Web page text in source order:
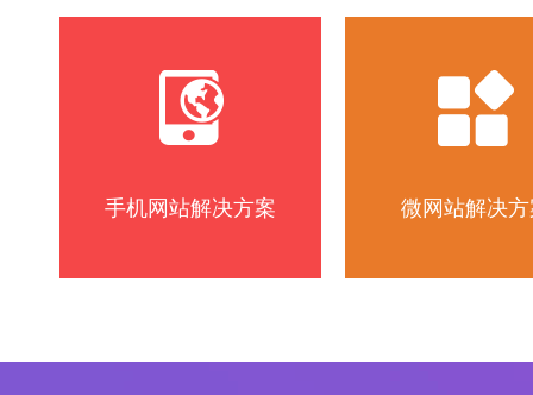
手机网站解决方案 微网站解决